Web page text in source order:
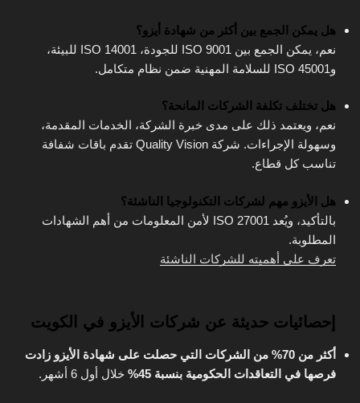
هل يمكن الجمع بين أكثر من شهادة أيزو؟
نعم، يمكن الجمع بين ISO 9001 للجودة، ISO 14001 للبيئة،
وISO 45001 للسلامة المهنية ضمن نظام متكامل.
هل تختلف تكلفة الشركات المانحة؟
نعم، ويعتمد ذلك على مدى خبرة الشركة، الخدمات المقدمة،
وسهولة الإجراءات. شركة Quality Vision تقدم باقات شفافة
تناسب كل قطاع.
هل الأيزو مهم لشركات التكنولوجيا الناشئة؟
بالتأكيد، ويُعد ISO 27001 لأمن المعلومات من أهم الشهادات
المطلوبة.
تعرف على أهميته للشركات الناشئة
إحصائيات حديثة عن شركات الأيزو في الكويت
أكثر من 70% من الشركات التي حصلت على شهادة الأيزو زادت
فرصها في التعاقدات الحكومية بنسبة 45%
خلال أول 6 أشهر.